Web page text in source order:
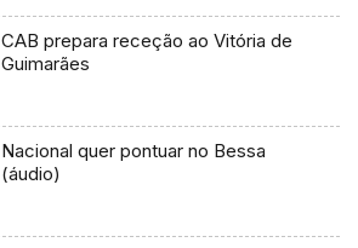
CAB prepara receção ao Vitória de
Guimarães
Nacional quer pontuar no Bessa
(áudio)